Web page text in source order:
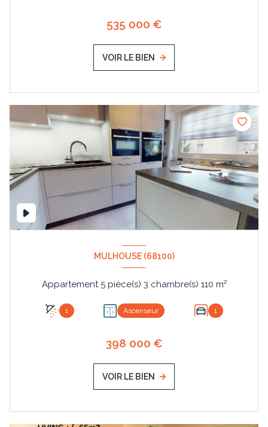
535 000 €
VOIR LE BIEN
MULHOUSE (68100)
Appartement 5 pièce(s) 3 chambre(s) 110 m²
1 Ascenseur 1
398 000 €
VOIR LE BIEN